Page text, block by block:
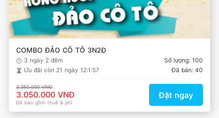
COMBO ĐẢO CÔ TÔ 3N2Đ
3 ngày 2 đêm
Số lượng: 100
Ưu đãi còn 21 ngày 12:1:57 Đã bán: 40
3.350.000 VNĐ
3.050.000 VNĐ
Đã bao gồm thuế & phí
Đặt ngay